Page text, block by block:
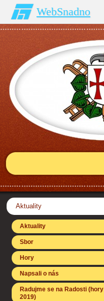
WebSnadno
Aktuality
Aktuality
Sbor
Hory
Napsali o nás
Radujme se na Radosti (hory
2019)